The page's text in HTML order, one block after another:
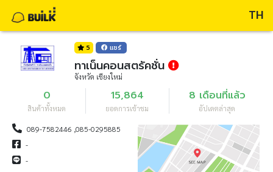
TH
5 แชร์
ทาเน็นคอนสตรัคชั่น
จังหวัด เชียงใหม่
0
สินค้าทั้งหมด
15,864
ยอดการเข้าชม
8 เดือนที่แล้ว
อัปเดตล่าสุด
089-7582446 ,085-0295885
-
-